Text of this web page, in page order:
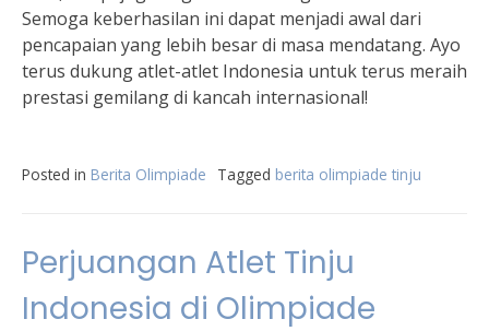
Semoga keberhasilan ini dapat menjadi awal dari
pencapaian yang lebih besar di masa mendatang. Ayo
terus dukung atlet-atlet Indonesia untuk terus meraih
prestasi gemilang di kancah internasional!
Posted in Berita Olimpiade Tagged berita olimpiade tinju
Perjuangan Atlet Tinju
Indonesia di Olimpiade